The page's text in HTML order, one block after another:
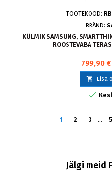
TOOTEKOOD:
BRÄND:
KÜLMIK SAMSUNG,
ROOSTEVABA
799,90 €
 Lisa

1 2 3 … 5
Jälgi meid